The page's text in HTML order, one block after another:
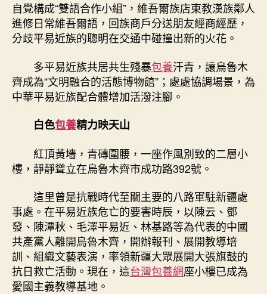
自覺構成“雙語合作小組”，維吾爾族店東教漢族鄰人
進修日常維吾爾語，回族商戶分送朋友經商經歷，
分歧平易近族的聰明在交通中碰撞出新的火花。
多平易近族共居共生殘暴包養汗青，讓烏魯木
齊成為“文明融合的活態博物館”；處處協調場景，為
中華平易近族配合體增加活潑注腳。
白色包養精力映天山
紅頂黃墻，青磚圍腰，一座作風別致的二層小
樓，靜靜聳立在烏魯木齊市成功路392號。
這里曾是抗戰時代至關主要的八路軍駐新疆處
事處。在平易近族危亡的要害時辰，以陳云、鄧
發、陳潭秋、毛澤平易近、林基路等為代表的中國
共產黨人離開烏魯木齊，開辦報刊、展開教導培
訓、組織文藝表演，率領新疆大眾展開大張旗鼓的
抗日救亡活動。現在，這台灣包養網座小樓已成為
愛國主義教導基地。